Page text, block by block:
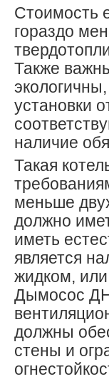
Стоимость
гораздо
Также
установки
наличие
Такая
меньше
должно
иметь
является
жидком,
Дымосос
должны
стены и